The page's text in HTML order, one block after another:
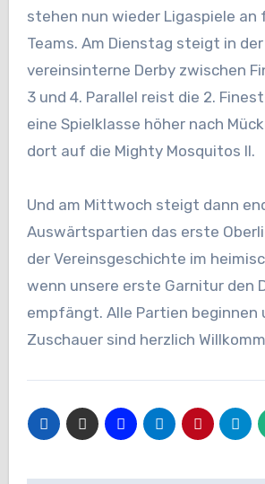
stehen nun wieder Ligaspiele an
Teams. Am Dienstag steigt in
vereinsinterne Derby zwischen
3 und 4. Parallel reist die 2.
eine Spielklasse höher nach
dort auf die Mighty Mosquitos II.
Und am Mittwoch steigt dann
Auswärtspartien das erste
der Vereinsgeschichte im
wenn unsere erste Garnitur den
empfängt. Alle Partien beginnen
Zuschauer sind herzlich